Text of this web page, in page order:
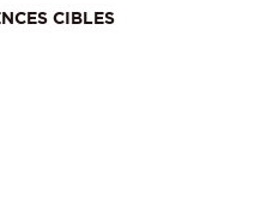
CIBLES